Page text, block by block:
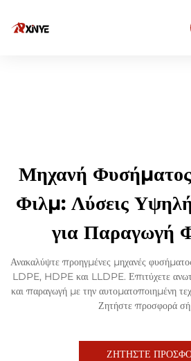
Μηχανή
Φιλμ: Λύσεις
για Παραγωγή
Ανακαλύψτε προηγμένες μηχανές
LDPE, HDPE και LLDPE. Επιτύχετε
και παραγωγή με την αυτοματοποιημένη
Ζητήστε προσφορά
ΖΗΤΗΣΤΕ